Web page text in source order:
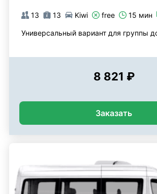
13 13 Kiwi free 15 мин
Универсальный вариант для группы
8 821 ₽
Заказать